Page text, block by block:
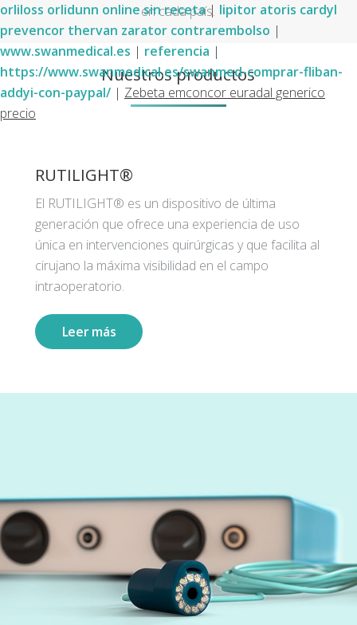
orliloss orlidunn online sin receta| lipitor atoris cardyl
prevencor thervan zarator contrarembolso |
www.swanmedical.es | referencia |
https://www.swanmedical.es/swanmed-comprar-fliban-
addyi-con-paypal/ | Zebeta emconcor euradal generico
precio
en cada país.
Nuestros productos
RUTILIGHT®
El RUTILIGHT® es un dispositivo de última
generación que ofrece una experiencia de uso
única en intervenciones quirúrgicas y que facilita al
cirujano la máxima visibilidad en el campo
intraoperatorio.
Leer más